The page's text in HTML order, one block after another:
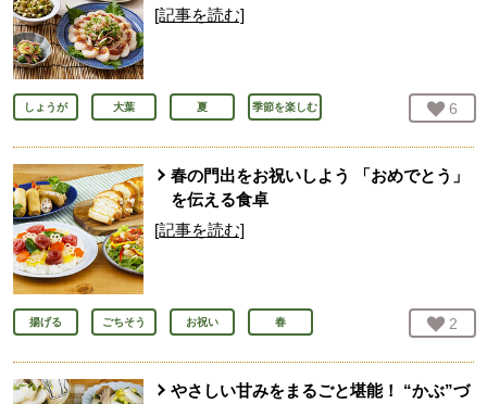
[記事を読む]
しょうが 大葉 夏 季節を楽しむ お気
6
春の門出をお祝いしよう 「おめでとう」
を伝える食卓
[記事を読む]
揚げる ごちそう お祝い 春 お気
2
やさしい甘みをまるごと堪能！ “かぶ”づ